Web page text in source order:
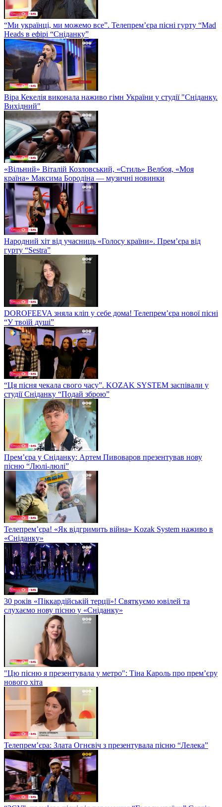
“Ми українці, ми можемо все”. Телепрем’єра пісні гурту “Mad
Heads в ефірі “Сніданку”
Віра Кекелія виконала наживо гімн України у студії "Сніданку.
Вихідний"
«Вільний» Віталій Козловський, «Стиль» Велбоя, «Моя
країна» Максима Бородіна — музичні новинки
Народний хіт від учасниць «Голосу країни». Прем’єра від
гурту “Sestra”
DOROFEEVA зняла кліп у себе дома! Телепрем’єра нової пісні
“У твоїй душі”
“Ця пісня чекала свого часу”. KOZAK SYSTEM заспівали у
студії Сніданку “Подай зброю”
Прем’єра у Сніданку: Артем Пивоваров презентував нову
пісню “Люлі-люлі”
Телепрем’єра! «Як відгримить війна» Kozak System наживо в
«Сніданку»
30 років «Піккардійській терції»! Святкуємо ювілей та
слухаємо нову пісню у «Сніданку»
"Цю пісню я презентувала у метро": Тіна Кароль про прем’єру
нового хіта
Телепрем’єра: Злата Огнєвіч з презентувала пісню “Лелека”